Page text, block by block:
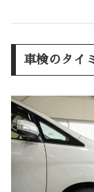
車検のタイ